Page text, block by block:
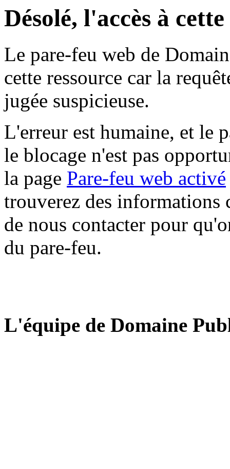
Désolé, l'accès à
Le pare-feu web de
cette ressource car la
jugée suspicieuse.
L'erreur est humaine, et le
le blocage n'est pas
la page Pare-feu web activé
trouverez des informations
de nous contacter pour
du pare-feu.
L'équipe de Domaine